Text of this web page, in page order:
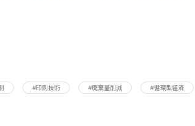
#印刷技術 #廃棄量削減 #循環型経済